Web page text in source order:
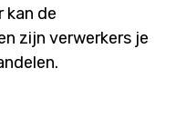
kan de
zijn verwerkers je